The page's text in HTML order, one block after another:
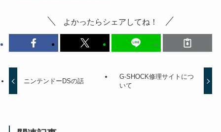
よかったらシェアしてね！
ニンテンドーDSの話
G-SHOCK修理サイトにつ
いて